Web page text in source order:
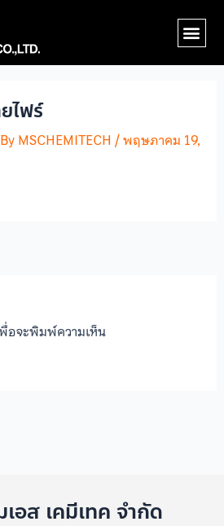
ไฟร์
MSCHEMITECH /พฤษภาคม 19,
อจะพิมพ์ความเห็น
อส เคมีเทค จำกัด